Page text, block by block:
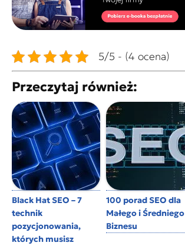
5/5 - (4 ocena)
Przeczytaj również:
Black Hat SEO – 7
technik
pozycjonowania,
których musisz
100 porad SEO dla
Małego i Średniego
Biznesu